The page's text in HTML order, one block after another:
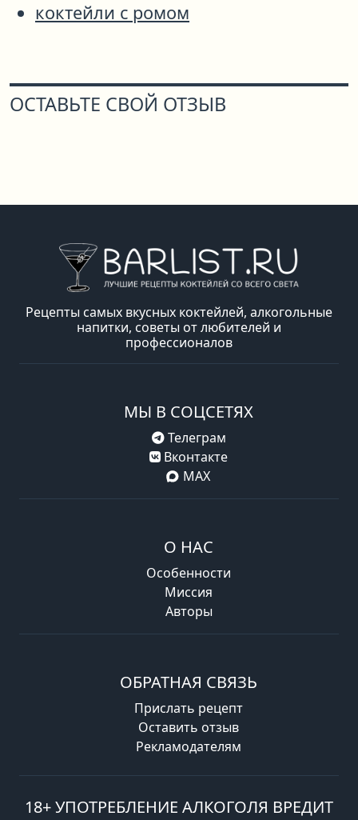
коктейли с ромом
ОСТАВЬТЕ СВОЙ ОТЗЫВ
Рецепты самых вкусных коктейлей, алкогольные
напитки, советы от любителей и
профессионалов
МЫ В СОЦСЕТЯХ
Телеграм
Вконтакте
MAX
О НАС
Особенности
Миссия
Авторы
ОБРАТНАЯ СВЯЗЬ
Прислать рецепт
Оставить отзыв
Рекламодателям
18+ УПОТРЕБЛЕНИЕ АЛКОГОЛЯ ВРЕДИТ